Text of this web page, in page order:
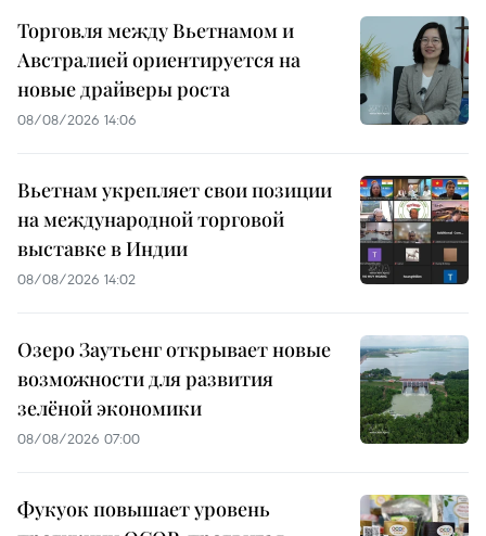
Торговля между Вьетнамом и
Австралией ориентируется на
новые драйверы роста
08/08/2026 14:06
Вьетнам укрепляет свои позиции
на международной торговой
выставке в Индии
08/08/2026 14:02
Озеро Заутьенг открывает новые
возможности для развития
зелёной экономики
08/08/2026 07:00
Фукуок повышает уровень